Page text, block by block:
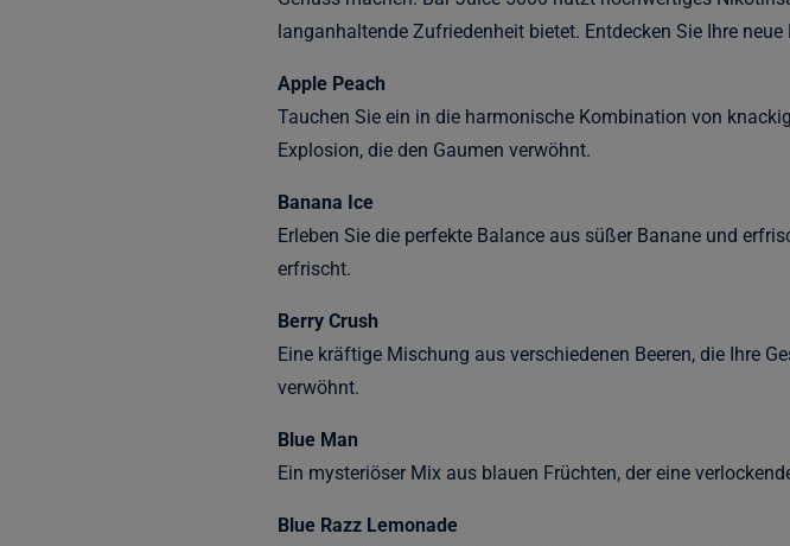
langanhaltende Zufriedenheit bietet. Entdecken Sie Ihre
Apple Peach
Tauchen Sie ein in die harmonische Kombination von
Explosion, die den Gaumen verwöhnt.
Banana Ice
Erleben Sie die perfekte Balance aus süßer Banane und
erfrischt.
Berry Crush
Eine kräftige Mischung aus verschiedenen Beeren, die Ihre
verwöhnt.
Blue Man
Ein mysteriöser Mix aus blauen Früchten, der eine
Blue Razz Lemonade